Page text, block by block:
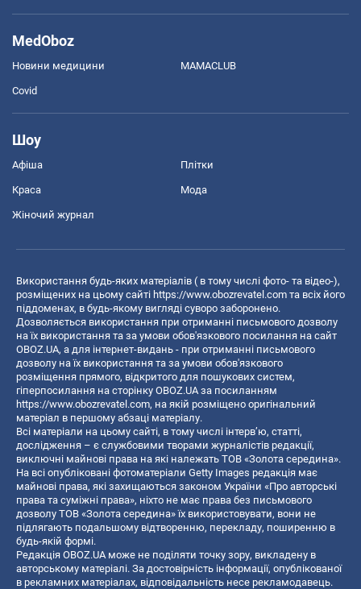
MedOboz
Новини медицини MAMACLUB
Covid
Шоу
Афіша Плітки
Краса Мода
Жіночий журнал
Використання будь-яких матеріалів ( в тому числі фото- та відео-),
розміщених на цьому сайті https://www.obozrevatel.com та всіх його
піддоменах, в будь-якому вигляді суворо заборонено.
Дозволяється використання при отриманні письмового дозволу
на їх використання та за умови обов'язкового посилання на сайт
OBOZ.UA, а для інтернет-видань - при отриманні письмового
дозволу на їх використання та за умови обов'язкового
розміщення прямого, відкритого для пошукових систем,
гіперпосилання на сторінку OBOZ.UA за посиланням
https://www.obozrevatel.com, на якій розміщено оригінальний
матеріал в першому абзаці матеріалу.
Всі матеріали на цьому сайті, в тому числі інтерв’ю, статті,
дослідження – є службовими творами журналістів редакції,
виключні майнові права на які належать ТОВ «Золота середина».
На всі опубліковані фотоматеріали Getty Images редакція має
майнові права, які захищаються законом України «Про авторські
права та суміжні права», ніхто не має права без письмового
дозволу ТОВ «Золота середина» їх використовувати, вони не
підлягають подальшому відтворенню, перекладу, поширенню в
будь-якій формі.
Редакція OBOZ.UA може не поділяти точку зору, викладену в
авторському матеріалі. За достовірність інформації, опублікованої
в рекламних матеріалах, відповідальність несе рекламодавець.